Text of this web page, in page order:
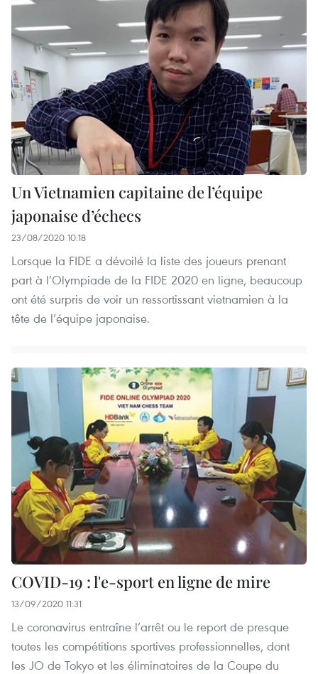
Un Vietnamien capitaine de l’équipe
japonaise d’échecs
23/08/2020 10:18
Lorsque la FIDE a dévoilé la liste des joueurs prenant
part à l’Olympiade de la FIDE 2020 en ligne, beaucoup
ont été surpris de voir un ressortissant vietnamien à la
tête de l’équipe japonaise.
COVID-19 : l'e-sport en ligne de mire
13/09/2020 11:31
Le coronavirus entraîne l’arrêt ou le report de presque
toutes les compétitions sportives professionnelles, dont
les JO de Tokyo et les éliminatoires de la Coupe du